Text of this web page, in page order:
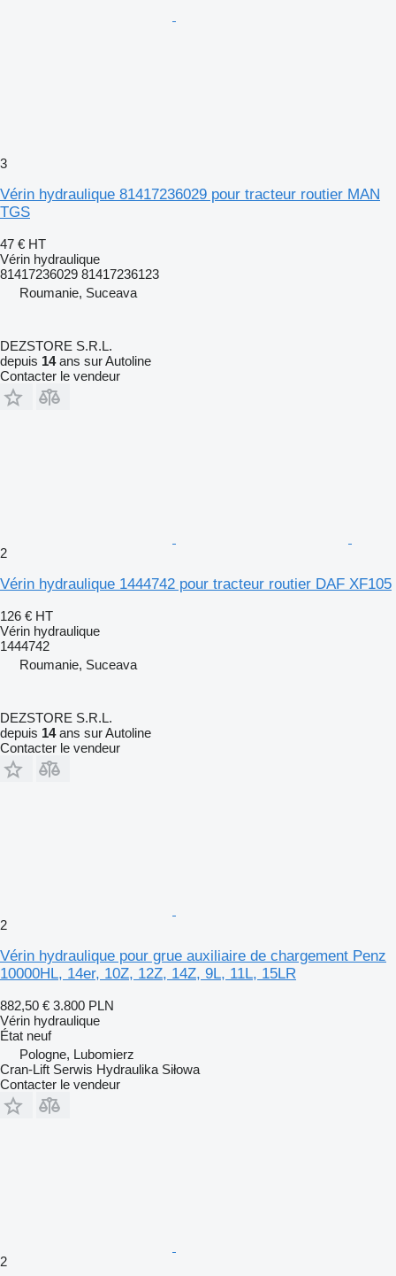
3
Vérin hydraulique 81417236029 pour tracteur routier MAN
TGS
47 € HT
Vérin hydraulique
81417236029 81417236123
Roumanie, Suceava
DEZSTORE S.R.L.
depuis 14ans sur Autoline
Contacter le vendeur
2
Vérin hydraulique 1444742 pour tracteur routier DAF XF105
126 € HT
Vérin hydraulique
1444742
Roumanie, Suceava
DEZSTORE S.R.L.
depuis 14ans sur Autoline
Contacter le vendeur
2
Vérin hydraulique pour grue auxiliaire de chargement Penz
10000HL, 14er, 10Z, 12Z, 14Z, 9L, 11L, 15LR
882,50 € 3.800 PLN
Vérin hydraulique
État neuf
Pologne, Lubomierz
Cran-Lift Serwis Hydraulika Siłowa
Contacter le vendeur
2